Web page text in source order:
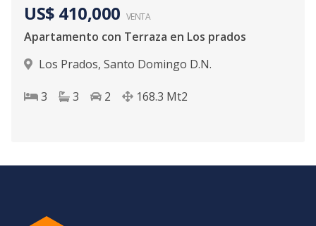
US$ 410,000 VENTA
Apartamento con Terraza en Los prados
Los Prados, Santo Domingo D.N.
3 3 2 168.3 Mt2